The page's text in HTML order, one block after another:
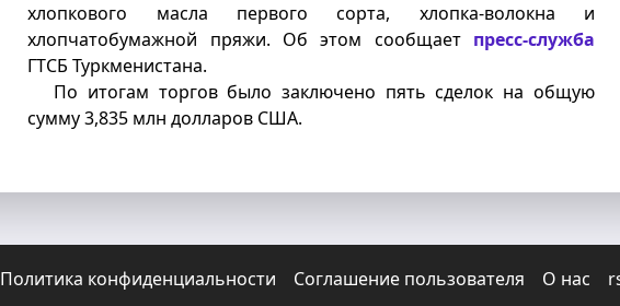
хлопкового масла первого сорта, хлопка-волокна и
хлопчатобумажной пряжи. Об этом сообщает пресс-служба
ГТСБ Туркменистана.
По итогам торгов было заключено пять сделок на общую
сумму 3,835 млн долларов США.
Политика конфиденциальности Соглашение пользователя O нас